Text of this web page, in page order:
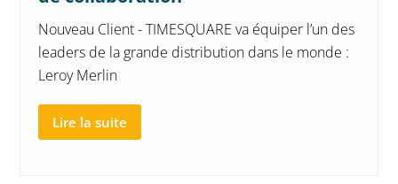
Nouveau Client - TIMESQUARE va équiper l’un des
leaders de la grande distribution dans le monde :
Leroy Merlin
Lire la suite